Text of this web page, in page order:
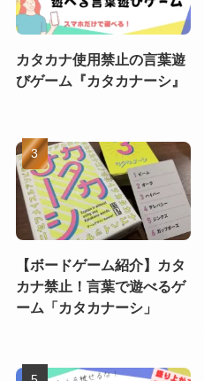
カタカナ使用禁止の言葉遊
びゲーム『カタカナーシ』
【ボードゲーム紹介】カタ
カナ禁止！言葉で遊べるゲ
ーム「カタカナーシ」